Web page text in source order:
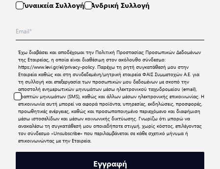
Γυναικεία Συλλογή Ανδρική Συλλογή
Έχω διαβάσει και αποδέχομαι την Πολιτική Προστασίας Προσωπικών Δεδομένων
της Εταιρείας, η οποία είναι διαθέσιμη στον ακόλουθο σύνδεσμο:
https://www.levi.gr/el/privacy-policy. Παρέχω τη ρητή συγκατάθεσή μου στην
Εταιρεία καθώς και στη συνδεδεμένη/μητρική εταιρεία ΦΑΙΣ Συμμετοχών Α.Ε. για
τη συλλογή και επεξεργασία των προσωπικών μου δεδομένων με σκοπό την
αποστολή ενημερωτικών μηνυμάτων μέσω ηλεκτρονικού ταχυδρομείου (email),
γραπτών μηνυμάτων (SMS), καθώς και άλλων μέσων ηλεκτρονικής επικοινωνίας. Η
επικοινωνία αυτή μπορεί να αφορά προϊόντα, υπηρεσίες, εκδηλώσεις, προσφορές,
προωθητικές ενέργειες, καθώς και προσωποποιημένο περιεχόμενο και διαφήμιση
μέσω ιστοσελίδων και μέσων κοινωνικής δικτύωσης. Γνωρίζω ότι μπορώ να
ανακαλέσω τη συγκατάθεσή μου οποιαδήποτε στιγμή, χωρίς κόστος, επιλέγοντας
τον σύνδεσμο «Unsubscribe» που περιλαμβάνεται σε κάθε σχετικό μήνυμα ή
επικοινωνώντας με την Εταιρεία.
Εγγραφή